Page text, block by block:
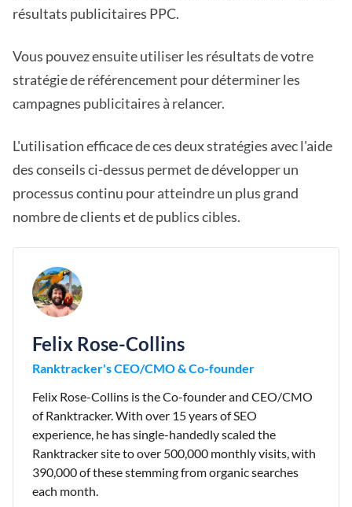
résultats publicitaires PPC.
Vous pouvez ensuite utiliser les résultats de votre
stratégie de référencement pour déterminer les
campagnes publicitaires à relancer.
L'utilisation efficace de ces deux stratégies avec l'aide
des conseils ci-dessus permet de développer un
processus continu pour atteindre un plus grand
nombre de clients et de publics cibles.
Felix Rose-Collins
Ranktracker's CEO/CMO & Co-founder
Felix Rose-Collins is the Co-founder and CEO/CMO
of Ranktracker. With over 15 years of SEO
experience, he has single-handedly scaled the
Ranktracker site to over 500,000 monthly visits, with
390,000 of these stemming from organic searches
each month.